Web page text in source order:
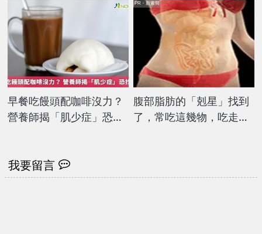
早餐吃饅頭配咖啡沒力？
營養師揭「肌少症」恐找
腹部脂肪的「剋星」找到
了，常吃這幾物，吃走大
PR・新素簡
我要留言